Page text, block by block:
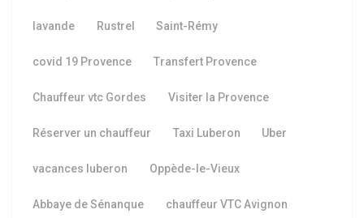
lavande Rustrel Saint-Rémy
covid 19 Provence Transfert Provence
Chauffeur vtc Gordes Visiter la Provence
Réserver un chauffeur Taxi Luberon Uber
vacances luberon Oppède-le-Vieux
Abbaye de Sénanque chauffeur VTC Avignon